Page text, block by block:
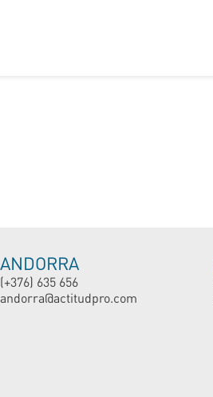
ANDORRA
(+376) 635 656
andorra@actitudpro.com